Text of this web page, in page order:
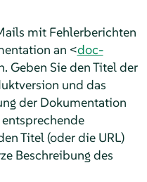
mit Fehlerberichten
an <doc-
Geben Sie den Titel der
und das
der Dokumentation
Titel (oder die URL)
Beschreibung des